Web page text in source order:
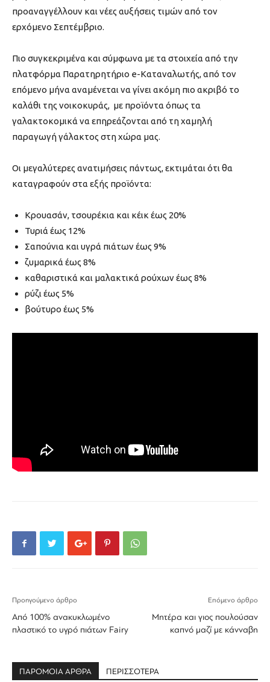
προαναγγέλλουν και νέες αυξήσεις τιμών από τον
ερχόμενο Σεπτέμβριο.
Πιο συγκεκριμένα και σύμφωνα με τα στοιχεία από την
πλατφόρμα Παρατηρητήριο e-Καταναλωτής, από τον
επόμενο μήνα αναμένεται να γίνει ακόμη πιο ακριβό το
καλάθι της νοικοκυράς, με προϊόντα όπως τα
γαλακτοκομικά να επηρεάζονται από τη χαμηλή
παραγωγή γάλακτος στη χώρα μας.
Οι μεγαλύτερες ανατιμήσεις πάντως, εκτιμάται ότι θα
καταγραφούν στα εξής προϊόντα:
Κρουασάν, τσουρέκια και κέικ έως 20%
Τυριά έως 12%
Σαπούνια και υγρά πιάτων έως 9%
ζυμαρικά έως 8%
καθαριστικά και μαλακτικά ρούχων έως 8%
ρύζι έως 5%
βούτυρο έως 5%
Προηγούμενο άρθρο
Από 100% ανακυκλωμένο
πλαστικό το υγρό πιάτων Fairy
Επόμενο άρθρο
Μητέρα και γιος πουλούσαν
καπνό μαζί με κάνναβη
ΠΑΡΟΜΟΙΑ ΑΡΘΡΑ ΠΕΡΙΣΣΟΤΕΡΑ